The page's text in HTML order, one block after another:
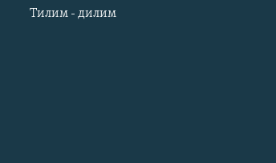
Тилим - дилим